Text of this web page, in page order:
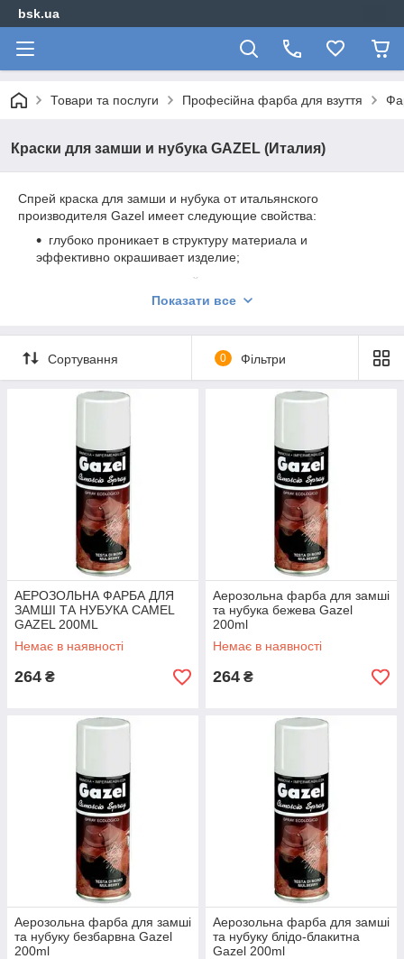
bsk.ua
Товари та послуги Професійна фарба для взуття
Краски для замши и нубука GAZEL (Италия)
Спрей краска для замши и нубука от итальянского
производителя Gazel имеет следующие свойства:
глубоко проникает в структуру материала и
эффективно окрашивает изделие;
не портит дышащее свойства материала;
после высыхания не пачкает прикасающиеся к
стирается;
защищает от солевых и водяных разводов;
эффект обновления.
каталоге нашего интернет-магазина.
Показати все
Сортування 0 Фільтри
АЕРОЗОЛЬНА ФАРБА ДЛЯ
ЗАМШІ ТА НУБУКА CAMEL
GAZEL 200ML
Немає в наявності
264 ₴
Аерозольна фарба для замші
та нубука бежева Gazel
200ml
Немає в наявності
264 ₴
Аерозольна фарба для замші
та нубуку безбарвна Gazel
200ml
Аерозольна фарба для замші
та нубуку блідо-блакитна
Gazel 200ml